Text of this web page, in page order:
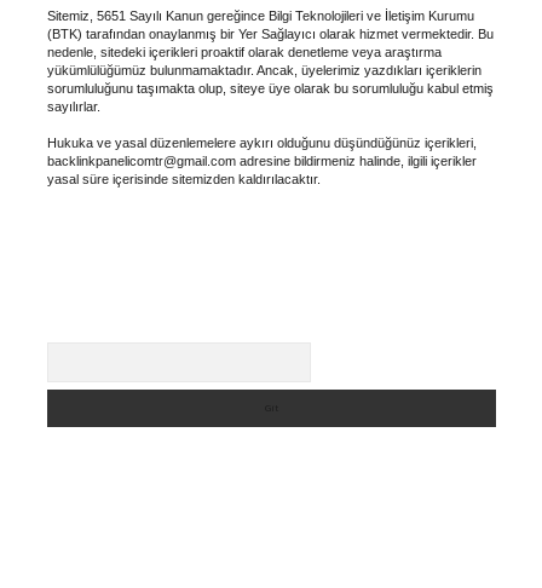
Sitemiz, 5651 Sayılı Kanun gereğince Bilgi Teknolojileri ve İletişim Kurumu
(BTK) tarafından onaylanmış bir Yer Sağlayıcı olarak hizmet vermektedir. Bu
nedenle, sitedeki içerikleri proaktif olarak denetleme veya araştırma
yükümlülüğümüz bulunmamaktadır. Ancak, üyelerimiz yazdıkları içeriklerin
sorumluluğunu taşımakta olup, siteye üye olarak bu sorumluluğu kabul etmiş
sayılırlar.
Hukuka ve yasal düzenlemelere aykırı olduğunu düşündüğünüz içerikleri,
backlinkpanelicomtr@gmail.comadresine bildirmeniz halinde, ilgili içerikler
yasal süre içerisinde sitemizden kaldırılacaktır.